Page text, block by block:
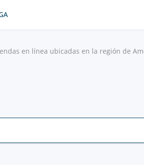
en línea ubicadas en la región de